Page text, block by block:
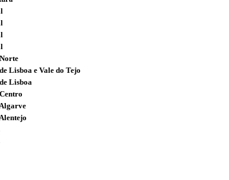
Lisboa e Vale do Tejo
Lisboa